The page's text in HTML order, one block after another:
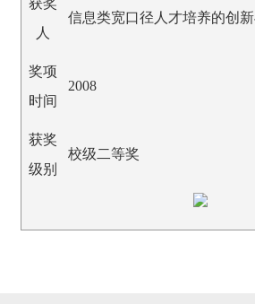
获奖
人
信息类宽口径人才培养的创
奖项
时间
2008
获奖
级别
校级二等奖